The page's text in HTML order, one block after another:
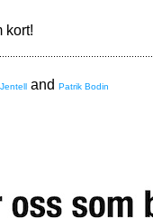
kort!
and Patrik Bodin